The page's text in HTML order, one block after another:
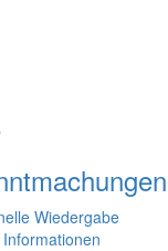
Wiedergabe